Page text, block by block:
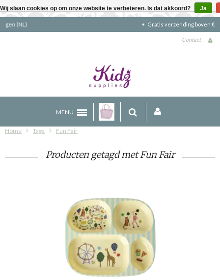
Gratis verzending boven €90 (NL)
Contact
MENU
Home Tags Fun Fair
Producten getagd met Fun Fair
Wij slaan cookies op om onze website te verbeteren. Is dat akkoord? Ja